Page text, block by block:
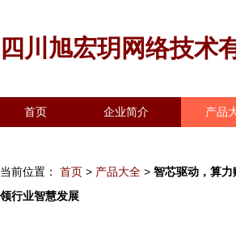
四川旭宏玥网络技术
首页 企业简介 产品
当前位置： 首页 > 产品大全 > 智芯驱动，算力
领行业智慧发展